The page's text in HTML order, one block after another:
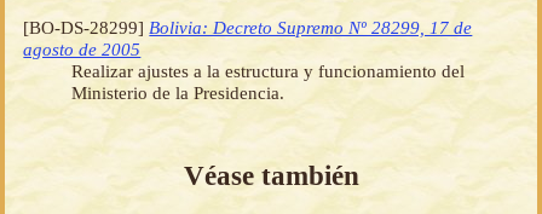
[BO-DS-28299] Bolivia: Decreto Supremo Nº 28299, 17 de
agosto de 2005
Realizar ajustes a la estructura y funcionamiento del
Ministerio de la Presidencia.
Véase también